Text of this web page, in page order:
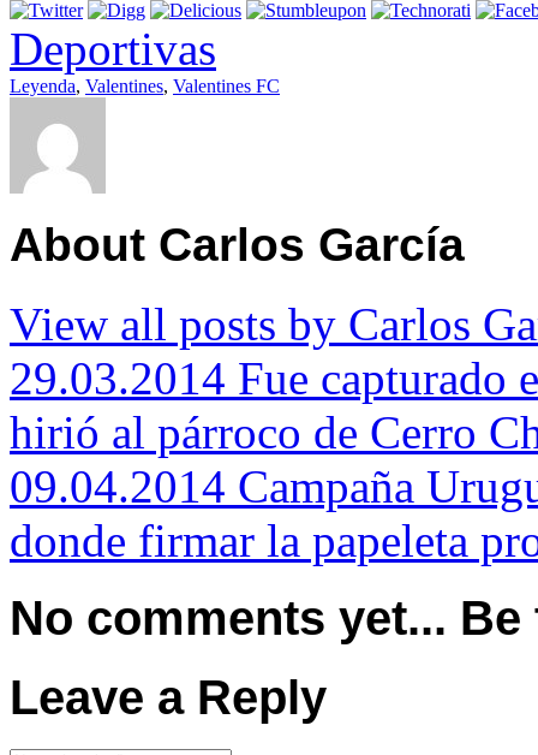
Deportivas
Leyenda, Valentines, Valentines FC
About Carlos García
View all posts by Carlos
29.03.2014 Fue capturado
hirió al párroco de Cerro
09.04.2014 Campaña
donde firmar la papeleta
No comments yet...
Leave a Reply